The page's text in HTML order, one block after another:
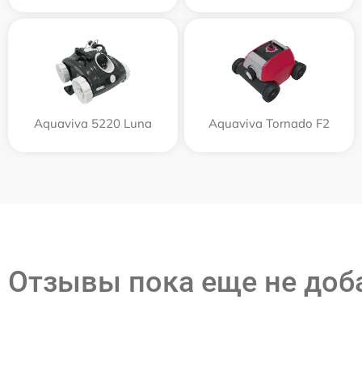
Aquaviva 5220 Luna Aquaviva Tornado F2
Отзывы пока еще не